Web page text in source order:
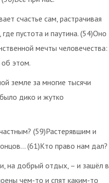
счастье сам, растрачивая
пустота и паутина. (54)Оно
мечты человечества:
этом.
земле за многие тысячи
дико и жутко
(59)Растерявшим и
(61)Кто право нам дал?
на добрый отдых, – и зашёл в
чем-то и спят каким-то